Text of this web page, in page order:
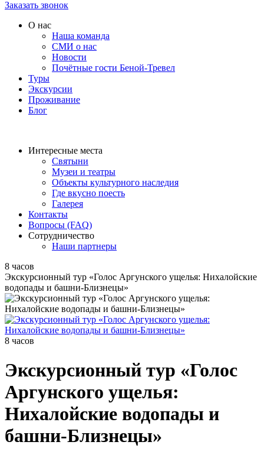
Заказать звонок
О нас
Наша команда
СМИ о нас
Новости
Почётные гости Беной-Тревел
Туры
Экскурсии
Проживание
Блог
Интересные места
Святыни
Музеи и театры
Объекты культурного наследия
Где вкусно поесть
Галерея
Контакты
Вопросы (FAQ)
Сотрудничество
Наши партнеры
8 часов
Экскурсионный тур «Голос Аргунского ущелья: Нихалойские
водопады и башни-Близнецы»
8 часов
Экскурсионный тур «Голос
Аргунского ущелья:
Нихалойские водопады и
башни-Близнецы»